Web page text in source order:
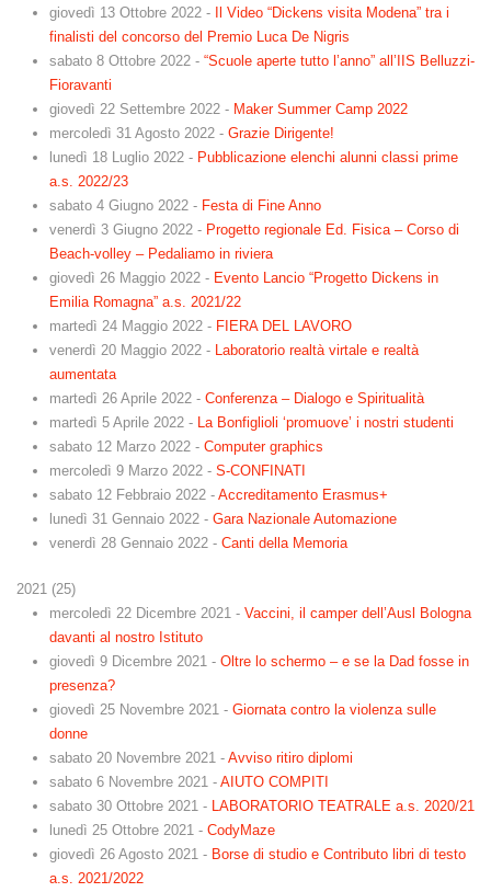
giovedì 13 Ottobre 2022 -
Il Video “Dickens visita Modena” tra i
finalisti del concorso del Premio Luca De Nigris
sabato 8 Ottobre 2022 - “Scuole aperte tutto l’anno” all’IIS Belluzzi-
Fioravanti
giovedì 22 Settembre 2022 - Maker Summer Camp 2022
mercoledì 31 Agosto 2022 - Grazie Dirigente!
lunedì 18 Luglio 2022 - Pubblicazione elenchi alunni classi prime
a.s. 2022/23
sabato 4 Giugno 2022 - Festa di Fine Anno
venerdì 3 Giugno 2022 - Progetto regionale Ed. Fisica – Corso di
Beach-volley – Pedaliamo in riviera
giovedì 26 Maggio 2022 - Evento Lancio “Progetto Dickens in
Emilia Romagna” a.s. 2021/22
martedì 24 Maggio 2022 - FIERA DEL LAVORO
venerdì 20 Maggio 2022 -
Laboratorio realtà virtale e realtà
aumentata
martedì 26 Aprile 2022 - Conferenza – Dialogo e Spiritualità
martedì 5 Aprile 2022 -
La Bonfiglioli ‘promuove’ i nostri studenti
sabato 12 Marzo 2022 - Computer graphics
mercoledì 9 Marzo 2022 - S-CONFINATI
sabato 12 Febbraio 2022 - Accreditamento Erasmus+
lunedì 31 Gennaio 2022 - Gara Nazionale Automazione
venerdì 28 Gennaio 2022 - Canti della Memoria
2021 (25)
mercoledì 22 Dicembre 2021 - Vaccini, il camper dell’Ausl Bologna
davanti al nostro Istituto
giovedì 9 Dicembre 2021 - Oltre lo schermo – e se la Dad fosse in
presenza?
giovedì 25 Novembre 2021 - Giornata contro la violenza sulle
donne
sabato 20 Novembre 2021 - Avviso ritiro diplomi
sabato 6 Novembre 2021 - AIUTO COMPITI
sabato 30 Ottobre 2021 -
LABORATORIO TEATRALE a.s. 2020/21
lunedì 25 Ottobre 2021 - CodyMaze
giovedì 26 Agosto 2021 - Borse di studio e Contributo libri di testo
a.s. 2021/2022